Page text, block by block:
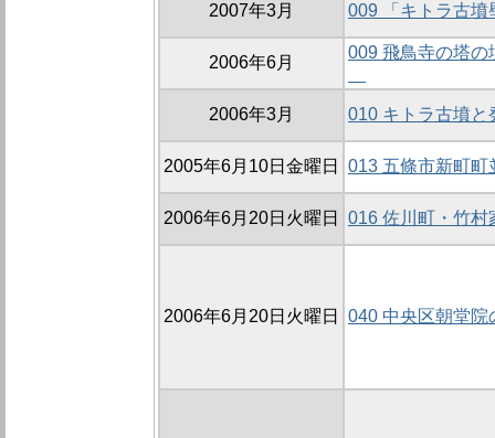
2007年3月 009 「キトラ古墳
2006年6月
009 飛鳥寺の塔の
2006年3月 010 キトラ古墳と
2005年6月10日金曜日 013 五條市新町町
2006年6月20日火曜日 016 佐川町・竹村
2006年6月20日火曜日 040 中央区朝堂院